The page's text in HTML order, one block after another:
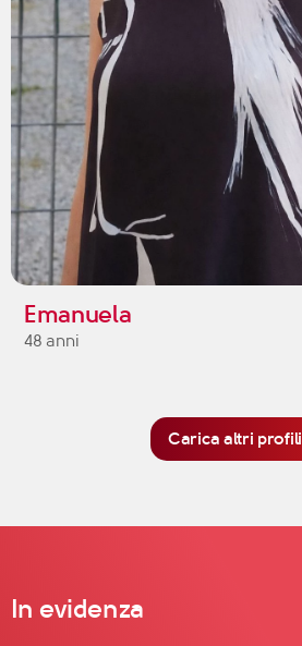
Emanuela
48 anni
Carica altri profili
In evidenza